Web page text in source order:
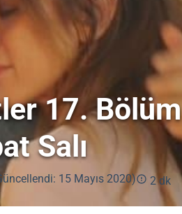
17. Bölüm
Salı
15 Mayıs 2020) 2 dk